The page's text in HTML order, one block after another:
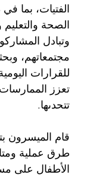
الفتيات، بما
الصحة
وتبادل
مجتمعاتهم،
للقرارات
تعزز
تتحدىها.
قام الميسرون
طرق عملية
الأطفال على